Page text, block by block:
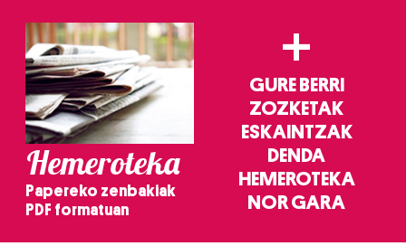
Hemeroteka
Papereko zenbakiak
PDF formatuan
+
GURE BERRI
ZOZKETAK
ESKAINTZAK
DENDA
HEMEROTEKA
NOR GARA